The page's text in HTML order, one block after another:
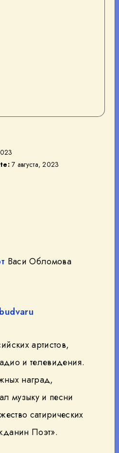
7 августа, 2023
Васи Обломова
артистов,
и телевидения.
наград,
музыку и песни
сатирических
Поэт».